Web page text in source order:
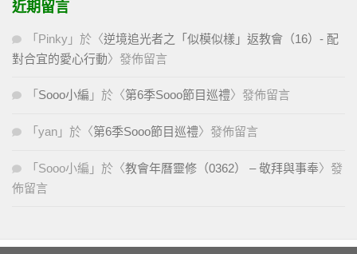
近期留言
「 Pinky 」於〈逆境追光者之「似模似樣」返教會（16）- 配
對合宜的愛心行動〉發佈留言
「 Sooo小編 」於〈第6季Sooo節目巡禮〉發佈留言
「 yan 」於〈第6季Sooo節目巡禮〉發佈留言
「 Sooo小編 」於〈教會年曆靈修（0362） – 敬拜與事奉〉發
佈留言